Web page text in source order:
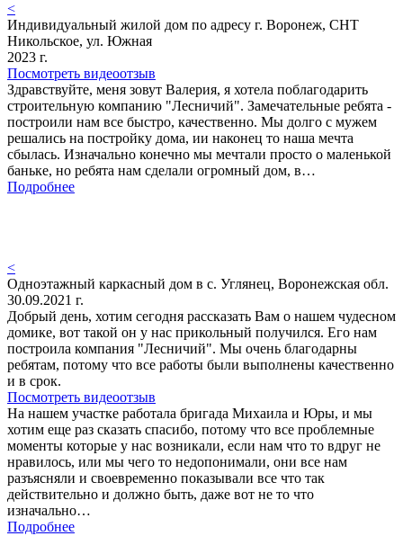
<
Индивидуальный жилой дом по адресу г. Воронеж, СНТ
Никольское, ул. Южная
2023 г.
Посмотреть видеоотзыв
Здравствуйте, меня зовут Валерия, я хотела поблагодарить
строительную компанию "Лесничий". Замечательные ребята -
построили нам все быстро, качественно. Мы долго с мужем
решались на постройку дома, ии наконец то наша мечта
сбылась. Изначально конечно мы мечтали просто о маленькой
баньке, но ребята нам сделали огромный дом, в…
Подробнее
<
Одноэтажный каркасный дом в с. Углянец, Воронежская обл.
30.09.2021 г.
Добрый день, хотим сегодня рассказать Вам о нашем чудесном
домике, вот такой он у нас прикольный получился. Его нам
построила компания "Лесничий". Мы очень благодарны
ребятам, потому что все работы были выполнены качественно
и в срок.
Посмотреть видеоотзыв
На нашем участке работала бригада Михаила и Юры, и мы
хотим еще раз сказать спасибо, потому что все проблемные
моменты которые у нас возникали, если нам что то вдруг не
нравилось, или мы чего то недопонимали, они все нам
разъясняли и своевременно показывали все что так
действительно и должно быть, даже вот не то что
изначально…
Подробнее